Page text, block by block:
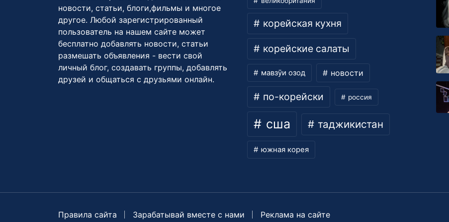
новости, статьи, блоги,фильмы и многое
другое. Любой зарегистрированный
пользователь на нашем сайте может
бесплатно добавлять новости, статьи
размешать объявления - вести свой
личный блог, создавать группы, добавлять
друзей и общаться с друзьями онлайн.
корейская кухня
корейские салаты
мавзӯи озод новости
по-корейски россия
сша таджикистан
южная корея
Правила сайта Зарабатывай вместе с нами Реклама на сайте